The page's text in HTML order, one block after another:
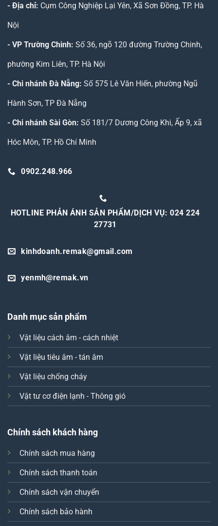
- Địa chỉ: Cụm Công Nghiệp Lại Yên, Xã Sơn Đồng, TP. Hà
Nội
- VP Trường Chinh: Số 36, ngõ 120 đường Trường Chinh,
phường Kim Liên, TP. Hà Nội
- Chi nhánh Đà Nẵng: Số 575 Lê Văn Hiến, phường Ngũ
Hành Sơn, TP Đà Nẵng
- Chi nhánh Sài Gòn: Số 181/7 Dương Công Khi, Ấp 9, xã
Hóc Môn, TP. Hồ Chí Minh
0902.248.966
HOTLINE PHẢN ÁNH SẢN PHẨM/DỊCH VỤ: 024 224
27731
kinhdoanh.remak@gmail.com
yenmh@remak.vn
Danh mục sản phẩm
Vật liệu cách âm - cách nhiệt
Vật liệu tiêu âm - tán âm
Vật liệu chống cháy
Vật tư cơ điện lạnh - Thông gió
Chính sách khách hàng
Chính sách mua hàng
Chính sách thanh toán
Chính sách vận chuyển
Chính sách bảo hành
viên tư vấn của Remak